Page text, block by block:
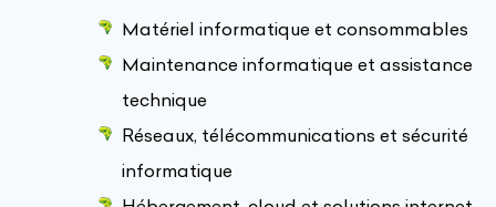
Matériel informatique et consommables
Maintenance informatique et assistance
technique
Réseaux, télécommunications et sécurité
informatique